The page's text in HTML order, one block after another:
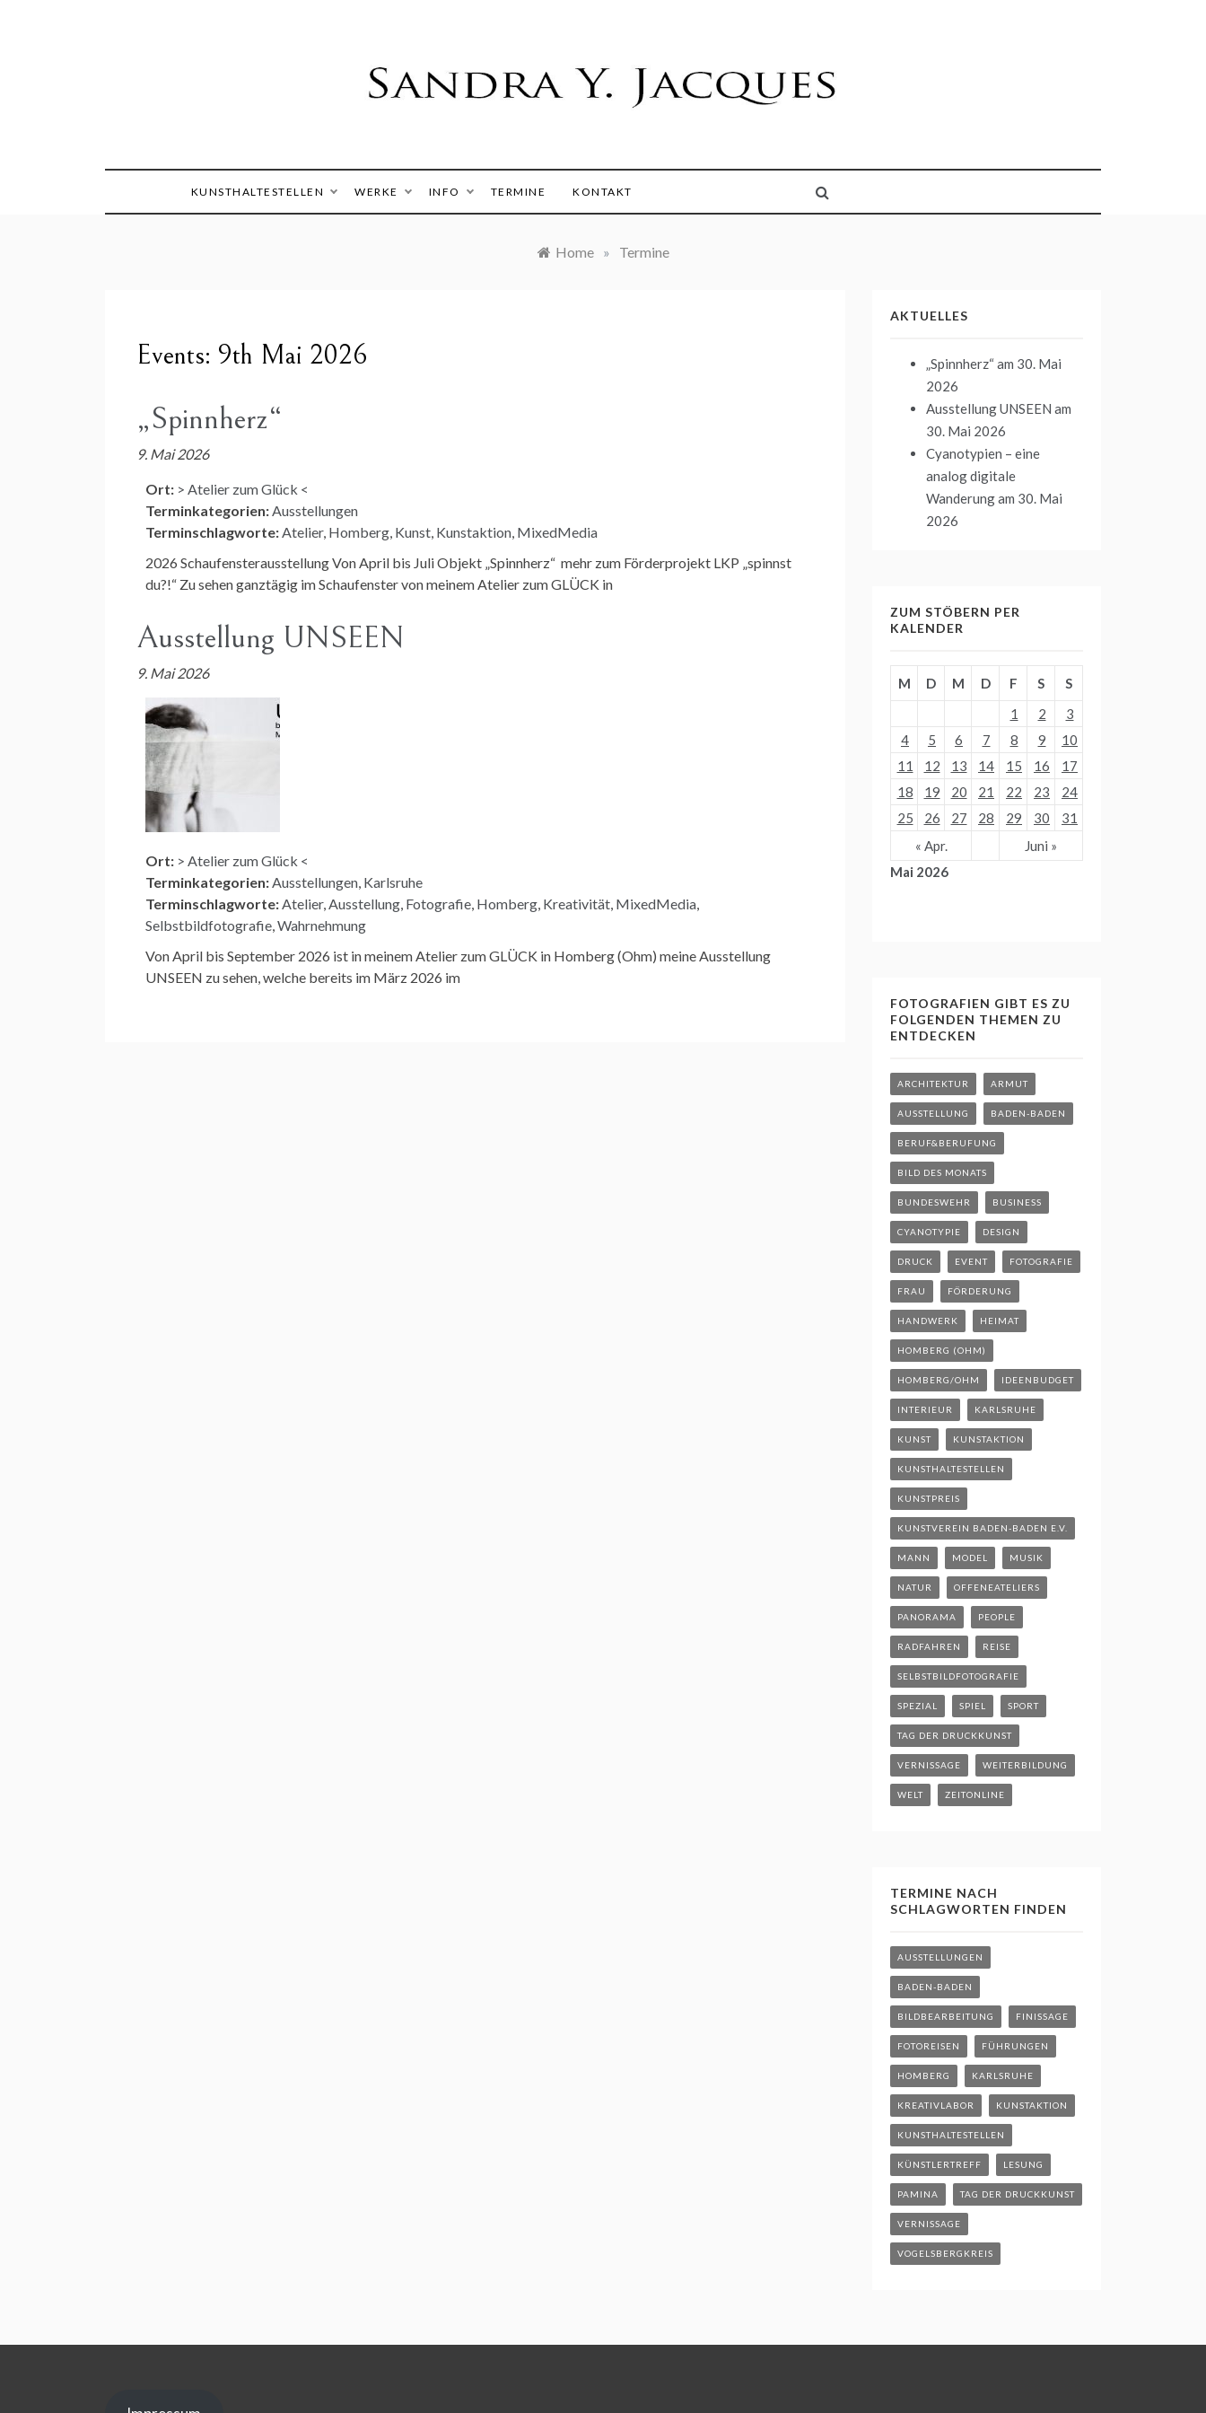
KUNSTHALTESTELLEN WERKE INFO TERMINE KONTAKT
Home » Termine
Events: 9th Mai 2026
„Spinnherz“
9. Mai 2026
Ort: > Atelier zum Glück <
Terminkategorien:Ausstellungen
Terminschlagworte:Atelier, Homberg, Kunst, Kunstaktion, MixedMedia
2026 Schaufensterausstellung Von April bis Juli Objekt „Spinnherz“ mehr zum Förderprojekt LKP „spinnst
du?!“ Zu sehen ganztägig im Schaufenster von meinem Atelier zum GLÜCK in
Ausstellung UNSEEN
9. Mai 2026
Ort: > Atelier zum Glück <
Terminkategorien:Ausstellungen, Karlsruhe
Terminschlagworte:Atelier,Ausstellung, Fotografie, Homberg, Kreativität, MixedMedia,
Selbstbildfotografie,Wahrnehmung
Von April bis September 2026 ist in meinem Atelier zum GLÜCK in Homberg (Ohm) meine Ausstellung
UNSEEN zu sehen, welche bereits im März 2026 im
AKTUELLES
„Spinnherz“ am 30. Mai
2026
Ausstellung UNSEEN am
30. Mai 2026
Cyanotypien – eine
analog digitale
Wanderungam 30. Mai
2026
ZUM STÖBERN PER
KALENDER
Mai 2026
M D M D F S
S
1
2
3
4
5 6 7 8 9
10
11
12 13 14 15 16
17
18
19 20 21 22 23
24
25
26 27 28 29 30
31
« Apr.
Juni »
FOTOGRAFIEN GIBT ES ZU
FOLGENDEN THEMEN ZU
ENTDECKEN
ARCHITEKTUR ARMUT
AUSSTELLUNG BADEN-BADEN
BERUF&BERUFUNG
BILD DES MONATS
BUNDESWEHR BUSINESS
CYANOTYPIE DESIGN
DRUCK EVENT FOTOGRAFIE
FRAU FÖRDERUNG
HANDWERK HEIMAT
HOMBERG (OHM)
HOMBERG/OHM IDEENBUDGET
INTERIEUR KARLSRUHE
KUNST KUNSTAKTION
KUNSTHALTESTELLEN
KUNSTPREIS
KUNSTVEREIN BADEN-BADEN E.V.
MANN MODEL MUSIK
NATUR OFFENEATELIERS
PANORAMA PEOPLE
RADFAHREN REISE
SELBSTBILDFOTOGRAFIE
SPEZIAL SPIEL SPORT
TAG DER DRUCKKUNST
VERNISSAGE WEITERBILDUNG
WELT ZEITONLINE
TERMINE NACH
SCHLAGWORTEN FINDEN
AUSSTELLUNGEN
BADEN-BADEN
BILDBEARBEITUNG FINISSAGE
FOTOREISEN FÜHRUNGEN
HOMBERG KARLSRUHE
KREATIVLABOR KUNSTAKTION
KUNSTHALTESTELLEN
KÜNSTLERTREFF LESUNG
PAMINA TAG DER DRUCKKUNST
VERNISSAGE
VOGELSBERGKREIS